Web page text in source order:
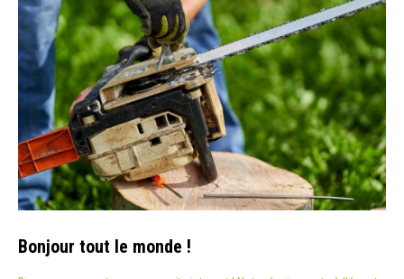
Bonjour tout le monde !